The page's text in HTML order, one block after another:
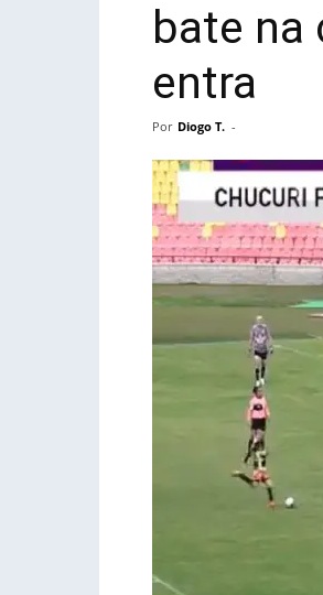
bate na
entra
Por Diogo T. -